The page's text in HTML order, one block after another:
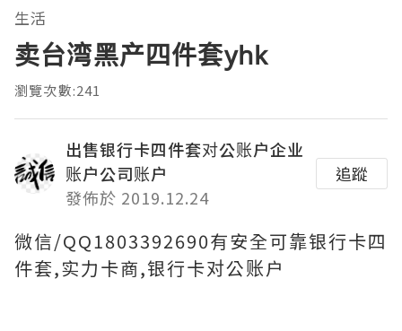
生活
卖台湾黑产四件套yhk
瀏覽次數:241
出售银行卡四件套对公账户企业
账户公司账户
發佈於 2019.12.24
追蹤
微信/QQ1803392690有安全可靠银行卡四
件套,实力卡商,银行卡对公账户